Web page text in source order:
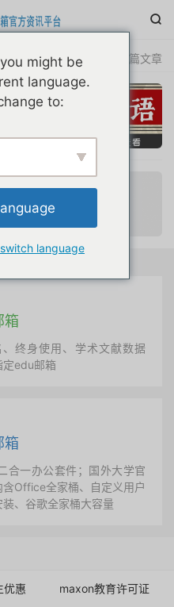

共 2 篇文章
册动态简
册免费
箱
终身使用、学术文献数据
定edu邮箱
箱
合一办公套件；国外大学官
Office全家桶、自定义用户
、谷歌全家桶大容量
优惠
maxon教育许可证
might be
language.
to:
language